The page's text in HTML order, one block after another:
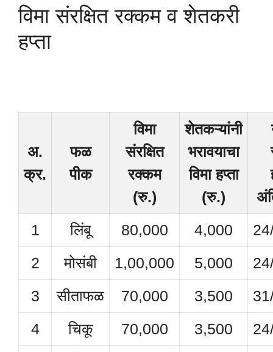
विमा संरक्षित रक्कम व शेतकरी
हप्ता
अ.
क्र.
फळ
पीक
विमा
संरक्षित
रक्कम
(रु.)
शेतकऱ्यांनी
भरावयाचा
विमा हप्ता
(रु.)
1
लिंबू 80,000 4,000
2
मोसंबी 1,00,000 5,000
3
सीताफळ 70,000 3,500
4
चिकू 70,000 3,500